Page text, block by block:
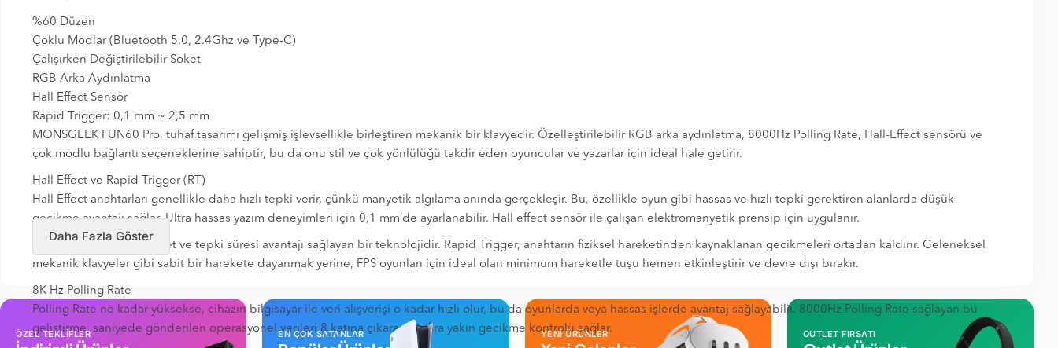
%60 Düzen
Çoklu Modlar (Bluetooth 5.0, 2.4Ghz ve Type-C)
Çalışırken Değiştirilebilir Soket
RGB Arka Aydınlatma
Hall Effect Sensör
Rapid Trigger: 0,1 mm ~ 2,5 mm
MONSGEEK FUN60 Pro, tuhaf tasarımı gelişmiş işlevsellikle birleştiren mekanik bir klavyedir. Özelleştirilebilir RGB arka aydınlatma, 8000Hz Polling Rate, Hall-Effect sensörü ve
çok modlu bağlantı seçeneklerine sahiptir, bu da onu stil ve çok yönlülüğü takdir eden oyuncular ve yazarlar için ideal hale getirir.
Hall Effect ve Rapid Trigger (RT)
Hall Effect anahtarları genellikle daha hızlı tepki verir, çünkü manyetik algılama anında gerçekleşir. Bu, özellikle oyun gibi hassas ve hızlı tepki gerektiren alanlarda düşük
gecikme avantajı sağlar. Ultra hassas yazım deneyimleri için 0,1 mm’de ayarlanabilir. Hall effect sensör ile çalışan elektromanyetik prensip için uygulanır.
Oyunculara hız, hassasiyet ve tepki süresi avantajı sağlayan bir teknolojidir. Rapid Trigger, anahtarın fiziksel hareketinden kaynaklanan gecikmeleri ortadan kaldırır. Geleneksel
mekanik klavyeler gibi sabit bir harekete dayanmak yerine, FPS oyunları için ideal olan minimum hareketle tuşu hemen etkinleştirir ve devre dışı bırakır.
8K Hz Polling Rate
Polling Rate ne kadar yüksekse, cihazın bilgisayar ile veri alışverişi o kadar hızlı olur, bu da oyunlarda veya hassas işlerde avantaj sağlayabilir. 8000Hz Polling Rate sağlayan bu
geliştirme, saniyede gönderilen operasyonel verileri 8 katına çıkararak sıfıra yakın gecikme kontrolü sağlar.
Daha Fazla Göster
ÖZEL TEKLİFLER EN ÇOK SATANLAR YENİ ÜRÜNLER OUTLET FIRSATI